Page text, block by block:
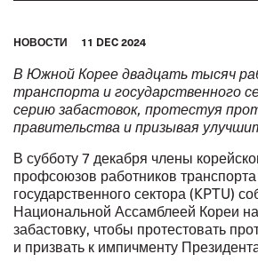
HОВОСТИ 11 DEC 2024
В Южной Корее двадцать тысяч
транспорта и государственного
серию забастовок, протестуя
правительства и призывая
В субботу 7 декабря члены
профсоюзов работников
государственного сектора (KPTU)
Национальной Ассамблеей Кореи
забастовку, чтобы протестовать
и призвать к импичменту